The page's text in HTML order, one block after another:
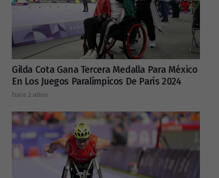
Gilda Cota Gana Tercera Medalla Para México
En Los Juegos Paralímpicos De París 2024
hace 2 años